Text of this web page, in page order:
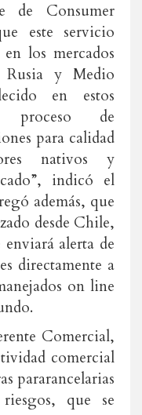
de Consumer
este servicio
los mercados
Rusia y Medio
en estos
proceso de
para calidad
nativos y
indicó el
además, que
desde Chile,
alerta de
directamente a
on line
Comercial,
comercial
pararancelarias
que se